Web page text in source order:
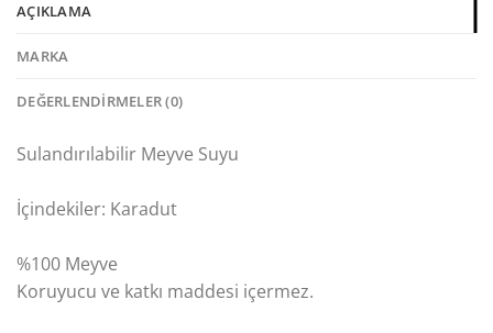
AÇIKLAMA
MARKA
DEĞERLENDIRMELER (0)
Sulandırılabilir Meyve Suyu
İçindekiler: Karadut
%100 Meyve
Koruyucu ve katkı maddesi içermez.